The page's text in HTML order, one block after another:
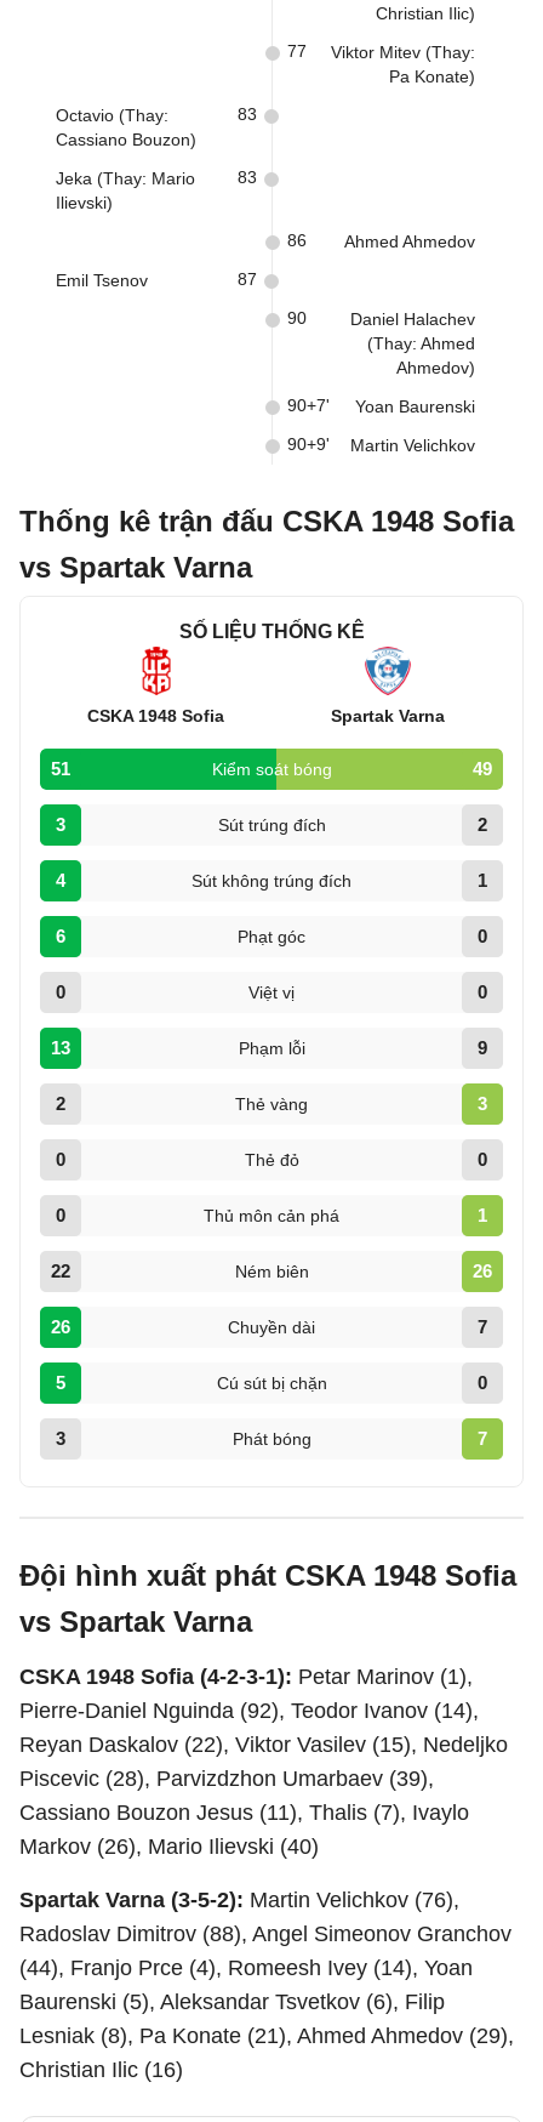
Christian Ilic)
Viktor Mitev (Thay:
Pa Konate)
77
Octavio (Thay:
Cassiano Bouzon)
83
Jeka (Thay: Mario
Ilievski)
83
Ahmed Ahmedov
86
Emil Tsenov 87
Daniel Halachev
(Thay: Ahmed
Ahmedov)
90
Yoan Baurenski
90+7'
Martin Velichkov
90+9'
Thống kê trận đấu CSKA 1948 Sofia
vs Spartak Varna
SỐ LIỆU THỐNG KÊ
CSKA 1948 Sofia Spartak Varna
51 Kiểm soát bóng 49
3 Sút trúng đích 2
4 Sút không trúng đích 1
6 Phạt góc 0
0 Việt vị 0
13 Phạm lỗi 9
2 Thẻ vàng 3
0 Thẻ đỏ 0
0 Thủ môn cản phá 1
22 Ném biên 26
26 Chuyền dài 7
5 Cú sút bị chặn 0
3 Phát bóng 7
Đội hình xuất phát CSKA 1948 Sofia
vs Spartak Varna
CSKA 1948 Sofia (4-2-3-1): Petar Marinov (1),
Pierre-Daniel Nguinda (92), Teodor Ivanov (14),
Reyan Daskalov (22), Viktor Vasilev (15), Nedeljko
Piscevic (28), Parvizdzhon Umarbaev (39),
Cassiano Bouzon Jesus (11), Thalis (7), Ivaylo
Markov (26), Mario Ilievski (40)
Spartak Varna (3-5-2): Martin Velichkov (76),
Radoslav Dimitrov (88), Angel Simeonov Granchov
(44), Franjo Prce (4), Romeesh Ivey (14), Yoan
Baurenski (5), Aleksandar Tsvetkov (6), Filip
Lesniak (8), Pa Konate (21), Ahmed Ahmedov (29),
Christian Ilic (16)